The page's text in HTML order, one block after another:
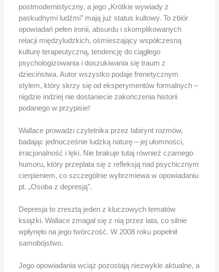
postmodernistyczny, a jego „Krótkie wywiady z
paskudnymi ludźmi” mają już status kultowy. To zbiór
opowiadań pełen ironii, absurdu i skomplikowanych
relacji międzyludzkich, ośmieszający współczesną
kulturę terapeutyczną, tendencję do ciągłego
psychologizowania i doszukiwania się traum z
dzieciństwa. Autor wszystko podaje frenetycznym
stylem, który skrzy się od eksperymentów formalnych –
nigdzie indziej nie dostaniecie zakończenia historii
podanego w przypisie!
Wallace prowadzi czytelnika przez labirynt rozmów,
badając jednocześnie ludzką naturę – jej ułomności,
irracjonalność i lęki. Nie brakuje tutaj również czarnego
humoru, który przeplata się z refleksją nad psychicznym
cierpieniem, co szczególnie wybrzmiewa w opowiadaniu
pt. „Osoba z depresją”.
Depresja to zresztą jeden z kluczowych tematów
książki. Wallace zmagał się z nią przez lata, co silnie
wpłynęło na jego twórczość. W 2008 roku popełnił
samobójstwo.
Jego opowiadania wciąż pozostają niezwykle aktualne, a